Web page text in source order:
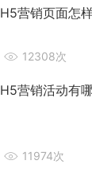
H5营销页面怎
12308次
H5营销活动有
11974次